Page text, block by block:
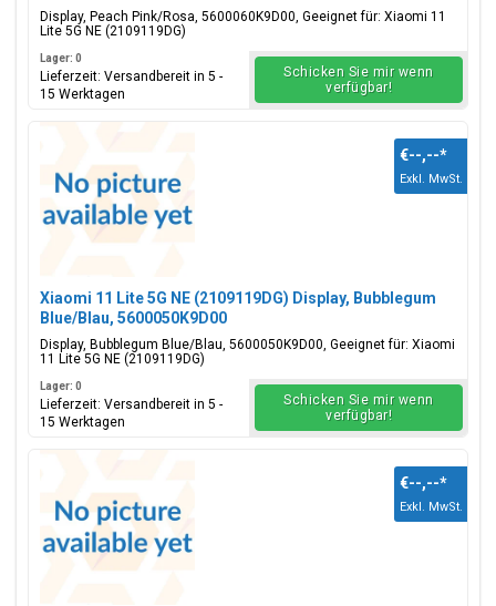
Display, Peach Pink/Rosa, 5600060K9D00, Geeignet für: Xiaomi 11
Lite 5G NE (2109119DG)
Lager: 0
Lieferzeit: Versandbereit in 5 -
15 Werktagen
Schicken Sie mir wenn
verfügbar!
Xiaomi 11 Lite 5G NE (2109119DG) Display, Bubblegum
Blue/Blau, 5600050K9D00
Display, Bubblegum Blue/Blau, 5600050K9D00, Geeignet für: Xiaomi
11 Lite 5G NE (2109119DG)
€--,--*
Exkl. MwSt.
Lager: 0
Lieferzeit: Versandbereit in 5 -
15 Werktagen
Schicken Sie mir wenn
verfügbar!
€--,--*
Exkl. MwSt.